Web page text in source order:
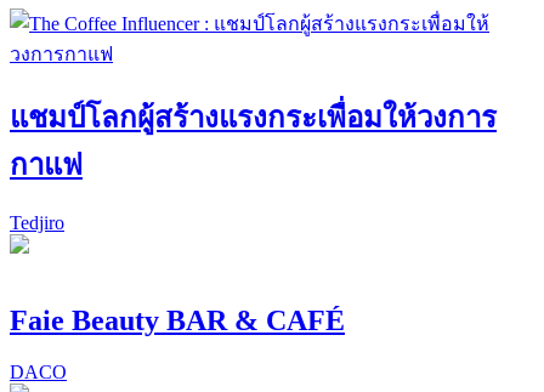
แชมป์โลกผู้สร้างแรงกระเพื่อมให้วงการ
กาแฟ
Tedjiro
Faie Beauty BAR & CAFÉ
DACO